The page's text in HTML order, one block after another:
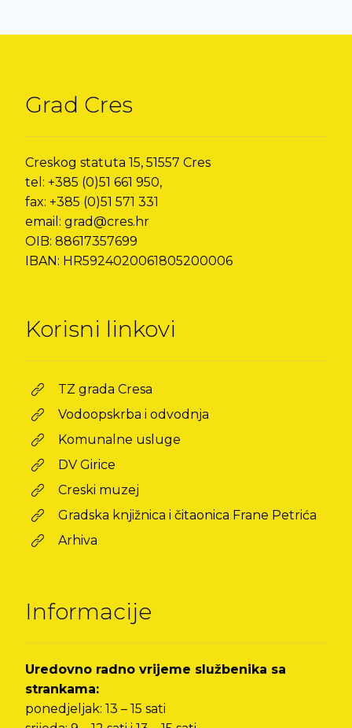
Grad Cres
Creskog statuta 15, 51557 Cres
tel: +385 (0)51 661 950,
fax: +385 (0)51 571 331
email: grad@cres.hr
OIB: 88617357699
IBAN: HR5924020061805200006
Korisni linkovi
TZ grada Cresa
Vodoopskrba i odvodnja
Komunalne usluge
DV Girice
Creski muzej
Gradska knjižnica i čitaonica Frane Petrića
Arhiva
Informacije
Uredovno radno vrijeme službenika sa
strankama:
ponedjeljak: 13 – 15 sati